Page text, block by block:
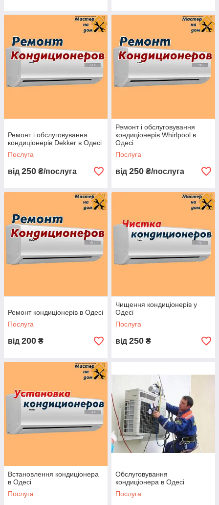
Ремонт і обслуговування
кондиціонерів Dekker в Одесі
Послуга
від 250 ₴/послуга
Ремонт і обслуговування
кондиціонерів Whirlpool в
Одесі
Послуга
від 250 ₴/послуга
Ремонт кондиціонерів в Одесі
Послуга
від 200 ₴
Чищення кондиціонерів у
Одесі
Послуга
від 250 ₴
Встановлення кондиціонера
в Одесі
Послуга
Обслуговування
кондиціонера в Одесі
Послуга